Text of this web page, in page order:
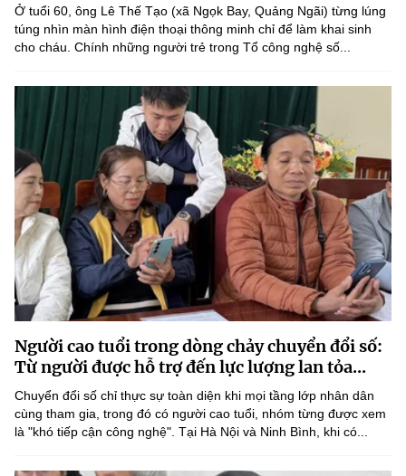
Bưu chính, Viễn thông
Tiêu chuẩn, đo lường, chất lượng
Năng lượng nguyên tử
Tin tổng hợp
Tin địa phương
Văn bản chỉ đạo điều hành
Lấy ý kiến người dân về dự thảo VBQPPL
THỐNG KÊ
Khoa học và Công nghệ
Đổi mới sáng tạo
Chuyển đổi số
Bưu chính, Viễn thông
Sở hữu trí tuệ
Tiêu chuẩn, đo lường, chất lượng
Năng lượng nguyên tử
Multimedia
THƯ ĐIỆN TỬ
Videos
Infographic
Ảnh
Voice
Nhiệm vụ trọng tâm
Chọn ngôn ngữ
Vietnamese English
Ở tuổi 60, ông Lê Thế Tạo (xã Ngọk Bay, Quảng Ngãi) từng lúng
túng nhìn màn hình điện thoại thông minh chỉ để làm khai sinh
cho cháu. Chính những người trẻ trong Tổ công nghệ số...
Người cao tuổi trong dòng chảy chuyển đổi số:
Từ người được hỗ trợ đến lực lượng lan tỏa...
Chuyển đổi số chỉ thực sự toàn diện khi mọi tầng lớp nhân dân
cùng tham gia, trong đó có người cao tuổi, nhóm từng được xem
là "khó tiếp cận công nghệ". Tại Hà Nội và Ninh Bình, khi có...